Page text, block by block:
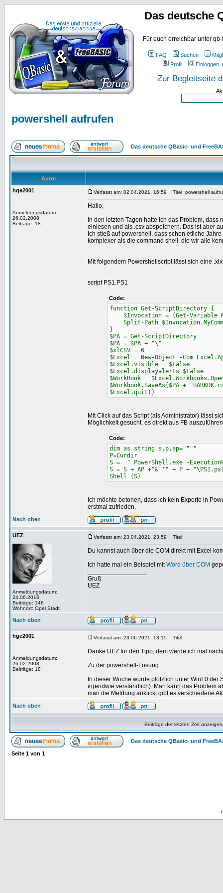
Das deutsche
Für euch erreichbar unter
FAQ Suchen
Profil
Einloggen,
Zur Begleitseite
powershell aufrufen
Das deutsche QBasic- und
Autor
hge2001
Anmeldungsdatum:
26.02.2008
Beiträge: 18
Verfasst am: 02.04.2021, 16:59 Titel: powershell
Hallo,
In den letzten Tagen hatte ich das Problem,
einlesen und als .csv abspeichern. Das ist aber
Ich stieß auf powershell, dass schon etliche
komplexer als die command shell, die wir alle
Mit folgendem Powershellscript lässt sich eine
script PS1.PS1
Code:
function Get-ScriptDirectory {
$Invocation = (Get-Variable
Split-Path
}
$PA = Get-ScriptDirectory
$PA = $PA + "\"
$xlCSV = 6
$Excel = New-Object -Com
$Excel.visible = $False
$Excel.displayalerts=$False
$WorkBook =
$Workbook.SaveAs($PA +
$Excel.quit()
Mit Click auf das Script (als Administrator) lässt
Möglichkeit gesucht, es direkt aus FB
Code:
dim as string s,p,ap=""""
P=Curdir
S = " PowerShell.exe -
S = S + AP +"& '" + P +
Shell (S)
Ich möchte betonen, dass ich kein Experte in
erstmal zufrieden.
Nach oben
UEZ
Anmeldungsdatum:
24.06.2016
Beiträge: 148
Wohnort: Opel Stadt
Verfasst am: 23.04.2021, 23:59 Titel:
Du kannst auch über die COM direkt mit Excel
Ich hatte mal ein Beispiel mitWord über COM
Gruß
UEZ
Nach oben
hge2001
Anmeldungsdatum:
26.02.2008
Beiträge: 18
Verfasst am: 23.06.2021, 13:15 Titel:
Danke UEZ für den Tipp, dem werde ich mal
Zu der powershell-Lösung..
In dieser Woche wurde plötzlich unter Win10
irgendwie verständlich). Man kann das Problem
man die Meldung anklickt gibt es verschiedene
Nach oben
Beiträge der letzten Zeit
Das deutsche QBasic- und
Seite 1 von 1